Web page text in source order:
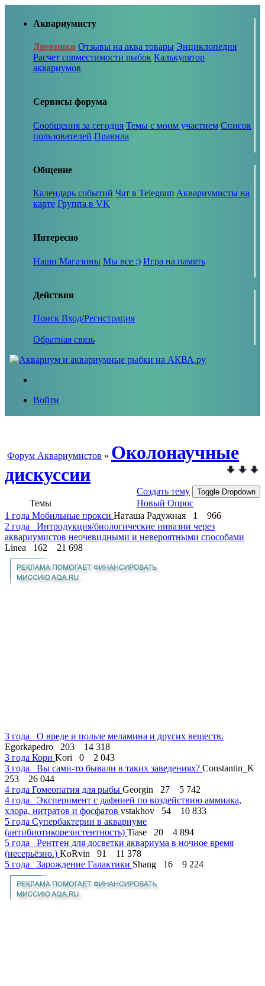
Аквариумисту
Дневники Отзывы на аква товары Энциклопедия
Расчет совместимости рыбок Калькулятор
аквариумов
Сервисы форума
Сообщения за сегодня Темы с моим участием Список
пользователей Правила
Общение
Календарь событий Чат в Telegram Аквариумисты на
карте Группа в VK
Интересно
Наши Магазины Мы все :) Игра на память
Действия
Поиск Вход/Регистрация
Обратная связь
Войти
Форум Аквариумистов » Околонаучные
дискуссии
Создать тему Toggle Dropdown
Новый Опрос
Темы
1 года Мобильные прокси Наташа Радужная 1
966
2 года
Интродукция/биологические инвазии через
аквариумистов неочевидными и невероятными способами
Linea
162 21 698
3 года
О вреде и пользе меламина и других веществ.
Egorkapedro
203
14 318
3 года Кори Kori 0
2 043
3 года
Вы сами-то бывали в таких заведениях? Constantin_K
253
26 044
4 года Гомеопатия для рыбы Georgin 27
5 742
4 года
Эксперимент с дафнией по воздействию аммиака,
хлора, нитратов и фосфатов vstakhov 54
10 833
5 года Супербактерии в аквариуме
(антибиотикорезистентность) Tiase 20
4 894
5 года
Рентген для досветки аквариума в ночное время
(несерьёзно.) KoRvin 91
11 378
5 года
Зарождение Галактики Shang 16 9 224